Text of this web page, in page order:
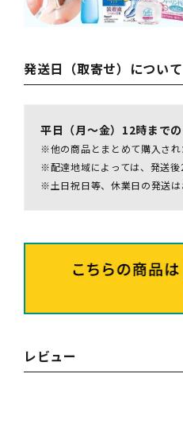
発送日（取寄せ）について
平日（月～金）12時までの
※他の商品とまとめて購入され
※配達地域によっては、発送後
※土日祝日等、休業日の発送は
レビュー